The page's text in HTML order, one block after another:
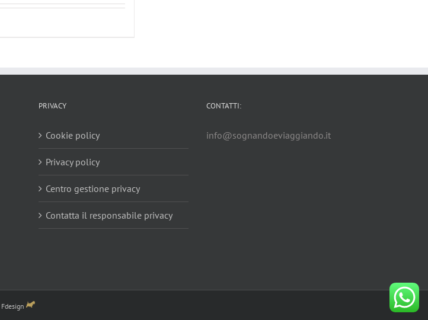
PRIVACY
Cookie policy
Privacy policy
Centro gestione privacy
Contatta il responsabile privacy
CONTATTI:
info@sognandoeviaggiando.it
Fdesign